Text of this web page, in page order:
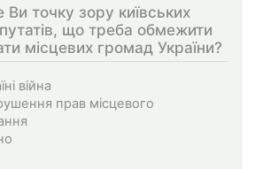
Ви точку зору київських
що треба обмежити
місцевих громад України?
війна
прав місцевого